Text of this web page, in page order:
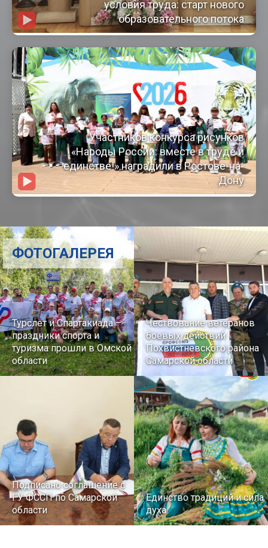
условия труда: старт нового
образовательного потока
Участников конкурса рисунков
«Народы России: вместе в труде и
единстве!» наградили в Ростове-на-
Дону
Турслет и Спартакиада –
праздники спорта и
туризма прошли в Омской
области
Чествование ветеранов
боевых действий
Похвистневского района
Самарской области
Подписано соглашение с
ГУ ФССП по Самарской
области
Единство традиций и сила
духа
ФОТОГАЛЕРЕЯ